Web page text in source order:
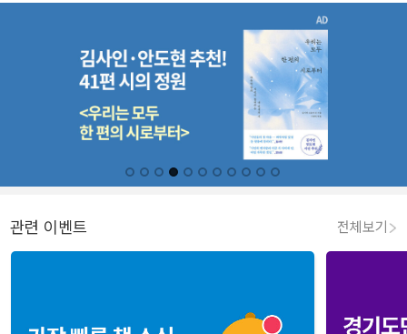
관련 이벤트 전체보기